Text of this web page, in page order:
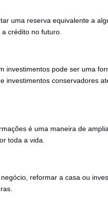
uma reserva equivalente a
crédito no futuro.
investimentos pode ser uma
investimentos conservadores
é uma maneira de
toda a vida.
reformar a casa ou